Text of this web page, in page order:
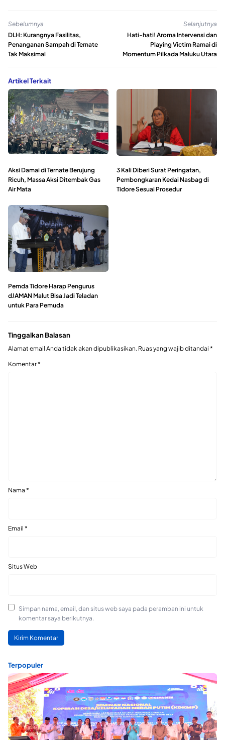
Sebelumnya
DLH: Kurangnya Fasilitas,
Penanganan Sampah di Ternate
Tak Maksimal
Selanjutnya
Hati-hati! Aroma Intervensi dan
Playing Victim Ramai di
Momentum Pilkada Maluku Utara
Artikel Terkait
Aksi Damai di Ternate Berujung
Ricuh, Massa Aksi Ditembak Gas
Air Mata
3 Kali Diberi Surat Peringatan,
Pembongkaran Kedai Nasbag di
Tidore Sesuai Prosedur
Pemda Tidore Harap Pengurus
dJAMAN Malut Bisa Jadi Teladan
untuk Para Pemuda
Tinggalkan Balasan
Alamat email Anda tidak akan dipublikasikan. Ruas yang wajib ditandai *
Komentar*
Nama *
Email *
Situs Web
Simpan nama, email, dan situs web saya pada peramban ini untuk
komentar saya berikutnya.
Terpopuler